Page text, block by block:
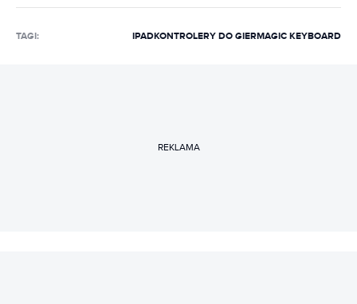
TAGI: IPADKONTROLERY DO GIERMAGIC KEYBOARD
REKLAMA